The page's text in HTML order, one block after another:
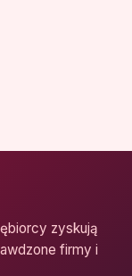
zyskują
firmy i